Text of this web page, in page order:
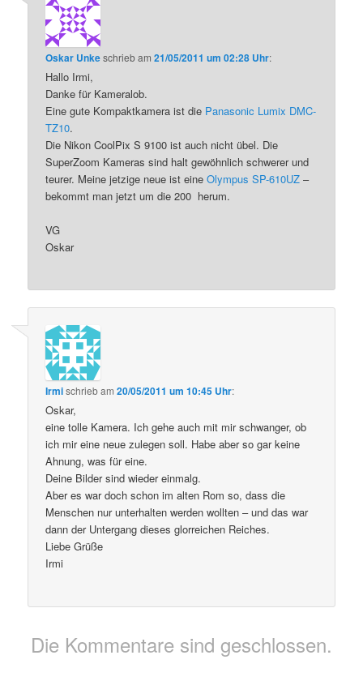
Oskar Unkeschriebam21/05/2011 um 02:28 Uhr:
Hallo Irmi,
Danke für Kameralob.
Eine gute Kompaktkamera ist die Panasonic Lumix DMC-
TZ10.
Die Nikon CoolPix S 9100 ist auch nicht übel. Die
SuperZoom Kameras sind halt gewöhnlich schwerer und
teurer. Meine jetzige neue ist eineOlympus SP-610UZ –
bekommt man jetzt um die 200  herum.
VG
Oskar
Irmischriebam20/05/2011 um 10:45 Uhr:
Oskar,
eine tolle Kamera. Ich gehe auch mit mir schwanger, ob
ich mir eine neue zulegen soll. Habe aber so gar keine
Ahnung, was für eine.
Deine Bilder sind wieder einmalg.
Aber es war doch schon im alten Rom so, dass die
Menschen nur unterhalten werden wollten – und das war
dann der Untergang dieses glorreichen Reiches.
Liebe Grüße
Irmi
Die Kommentare sind geschlossen.